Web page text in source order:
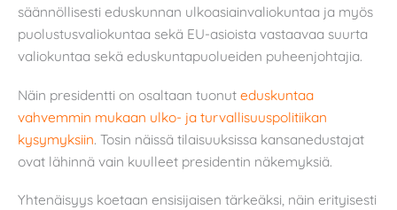
säännöllisesti eduskunnan ulkoasiainvaliokuntaa ja myös
puolustusvaliokuntaa sekä EU-asioista vastaavaa suurta
valiokuntaa sekä eduskuntapuolueiden puheenjohtajia.
Näin presidentti on osaltaan tuonut eduskuntaa
vahvemmin mukaan ulko- ja turvallisuuspolitiikan
kysymyksiin. Tosin näissä tilaisuuksissa kansanedustajat
ovat lähinnä vain kuulleet presidentin näkemyksiä.
Yhtenäisyys koetaan ensisijaisen tärkeäksi, näin erityisesti